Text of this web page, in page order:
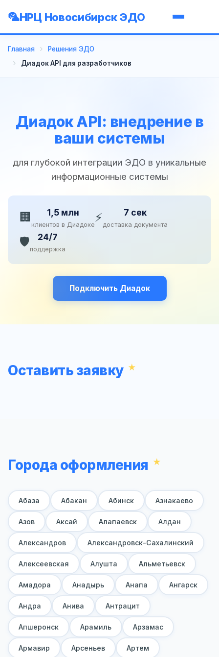
НРЦ Новосибирск ЭДО
Главная
Решения ЭДО
Диадок API для разработчиков
Диадок API: внедрение в
ваши системы
для глубокой интеграции ЭДО в уникальные
информационные системы
🏢 1,5 млн
клиентов в Диадоке⚡ 7 сек
доставка документа
🛡️ 24/7
поддержка
Подключить Диадок
Оставить заявку
Города оформления
Абаза Абакан Абинск Азнакаево
Азов Аксай Алапаевск Алдан
Александров Александровск-Сахалинский
Алексеевская Алушта Альметьевск
Амадора Анадырь Анапа Ангарск
Андра Анива Антрацит
Апшеронск Арамиль Арзамас
Армавир Арсеньев Артем